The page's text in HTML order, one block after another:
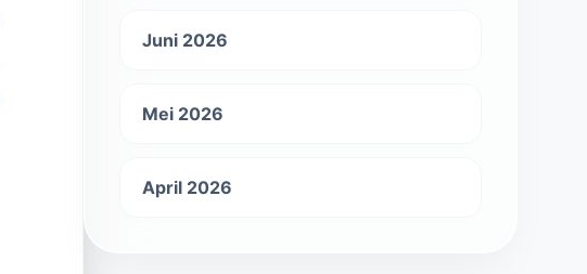
Juni 2026
Mei 2026
April 2026